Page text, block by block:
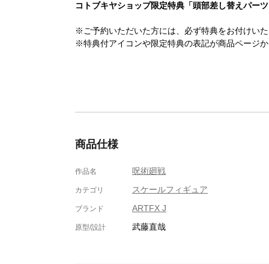
コトブキヤショップ限定特典「頭部差し替えパー
※ご予約いただいた方には、必ず特典をお付けい
※特典付アイコンや限定特典の表記が商品ページ
商品仕様
作品名 呪術廻戦
カテゴリ スケールフィギュア
ブランド ARTFX J
原型/設計 武藤直哉